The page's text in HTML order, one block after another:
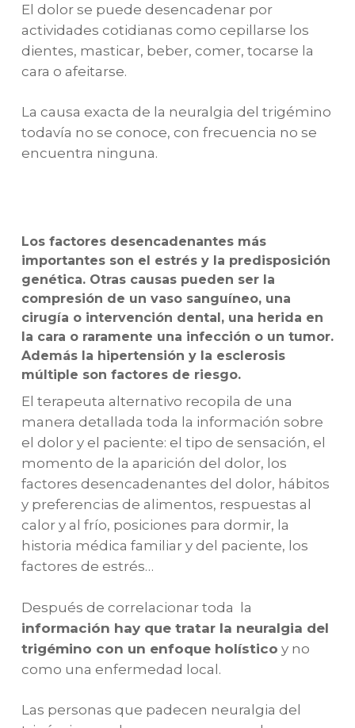
El dolor se puede desencadenar por
actividades cotidianas como cepillarse los
dientes, masticar, beber, comer, tocarse la
cara o afeitarse.
La causa exacta de la neuralgia del trigémino
todavía no se conoce, con frecuencia no se
encuentra ninguna.
Los factores desencadenantes más
importantes son el estrés y la predisposición
genética. Otras causas pueden ser la
compresión de un vaso sanguíneo, una
cirugía o intervención dental, una herida en
la cara o raramente una infección o un tumor.
Además la hipertensión y la esclerosis
múltiple son factores de riesgo.
El terapeuta alternativo recopila de una
manera detallada toda la información sobre
el dolor y el paciente: el tipo de sensación, el
momento de la aparición del dolor, los
factores desencadenantes del dolor, hábitos
y preferencias de alimentos, respuestas al
calor y al frío, posiciones para dormir, la
historia médica familiar y del paciente, los
factores de estrés…
Después de correlacionar toda la
información hay que tratar la neuralgia del
trigémino con un enfoque holístico y no
como una enfermedad local.
Las personas que padecen neuralgia del